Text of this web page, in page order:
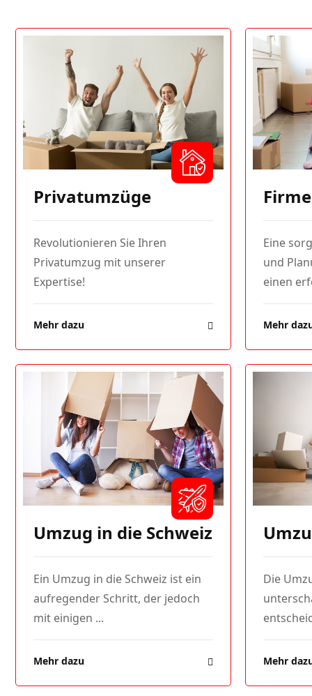
Privatumzüge
Revolutionieren Sie Ihren
Privatumzug mit unserer
Expertise!
Mehr dazu
Eine
und
einen
Mehr
Umzug in die Schweiz
Ein Umzug in die Schweiz ist ein
aufregender Schritt, der jedoch
mit einigen ...
Mehr dazu
Die
Mehr